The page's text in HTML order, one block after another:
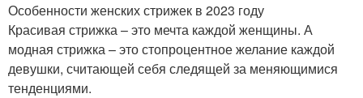
Особенности женских стрижек в 2023 году
Красивая стрижка – это мечта каждой женщины. А
модная стрижка – это стопроцентное желание каждой
девушки, считающей себя следящей за меняющимися
тенденциями.